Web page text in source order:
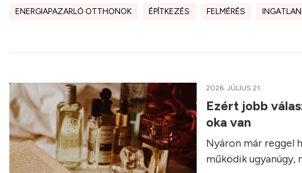
ENERGIAPAZARLÓ OTTHONOK ÉPÍTKEZÉS FELMÉRÉS
2026. JÚLIUS 21.
Ezért jobb
oka van
Nyáron már reggel
működik ugyanúgy,